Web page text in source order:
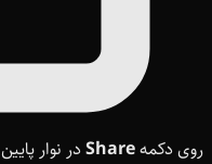
روی دکمهShare در نوار پایین Safari ضربه بزنید